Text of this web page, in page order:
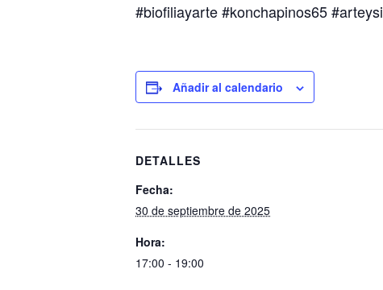
#biofiliayarte #konchapinos65
Añadir al calendario
DETALLES
Fecha:
30 de septiembre de 2025
Hora:
17:00 - 19:00